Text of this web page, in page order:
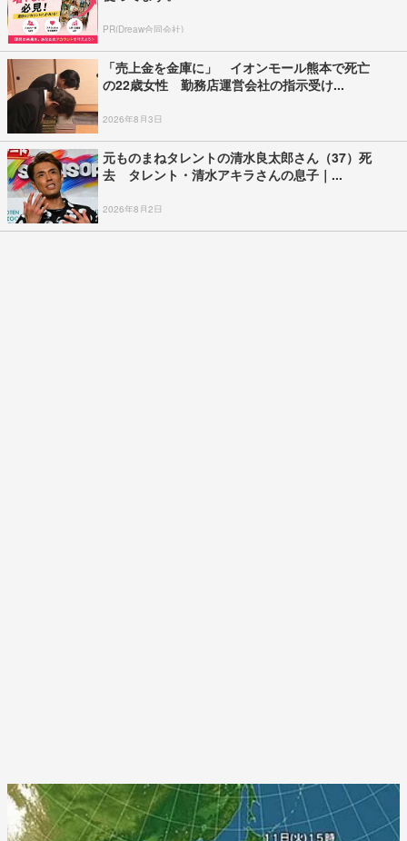
PR(Dreaw合同会社)
「売上金を金庫に」 イオンモール熊本で死亡
の22歳女性 勤務店運営会社の指示受け...
2026年8月3日
元ものまねタレントの清水良太郎さん（37）死
去 タレント・清水アキラさんの息子｜...
2026年8月2日